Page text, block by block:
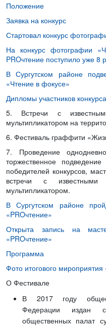
Положение
Заявка на конкурс
Стартовал конкурс
На конкурс фотографии
PROчтение поступило уже 8
В Сургутском районе
«Чтение в фокусе»
Дипломы участников
5. Встречи с
мультипликатором на
6. Фестиваль граффити
7. Проведение
торжественное
победителей конкурсов,
встречи с известными
мультипликатором.
В Сургутском районе
«PROчтение»
Открыта запись на
«PROчтение»
Программа
Фото итогового мироприятия
О Фестивале
В 2017 году
Федерации издан
общественных палат